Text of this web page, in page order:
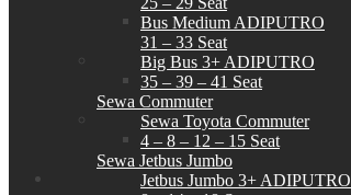
Bus Medium ADIPUTRO
31 – 33 Seat
Big Bus 3+ ADIPUTRO
35 – 39 – 41 Seat
Sewa Commuter
Sewa Toyota Commuter
4 – 8 – 12 – 15 Seat
Sewa Jetbus Jumbo
Jetbus Jumbo 3+ ADIPUTRO